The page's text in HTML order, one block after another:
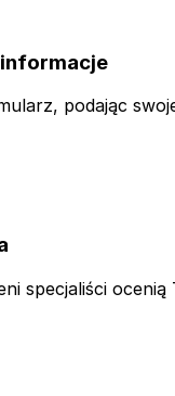
podając
specjaliści